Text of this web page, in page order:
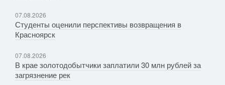
07.08.2026
Студенты оценили перспективы возвращения в
Красноярск
07.08.2026
В крае золотодобытчики заплатили 30 млн рублей за
загрязнение рек